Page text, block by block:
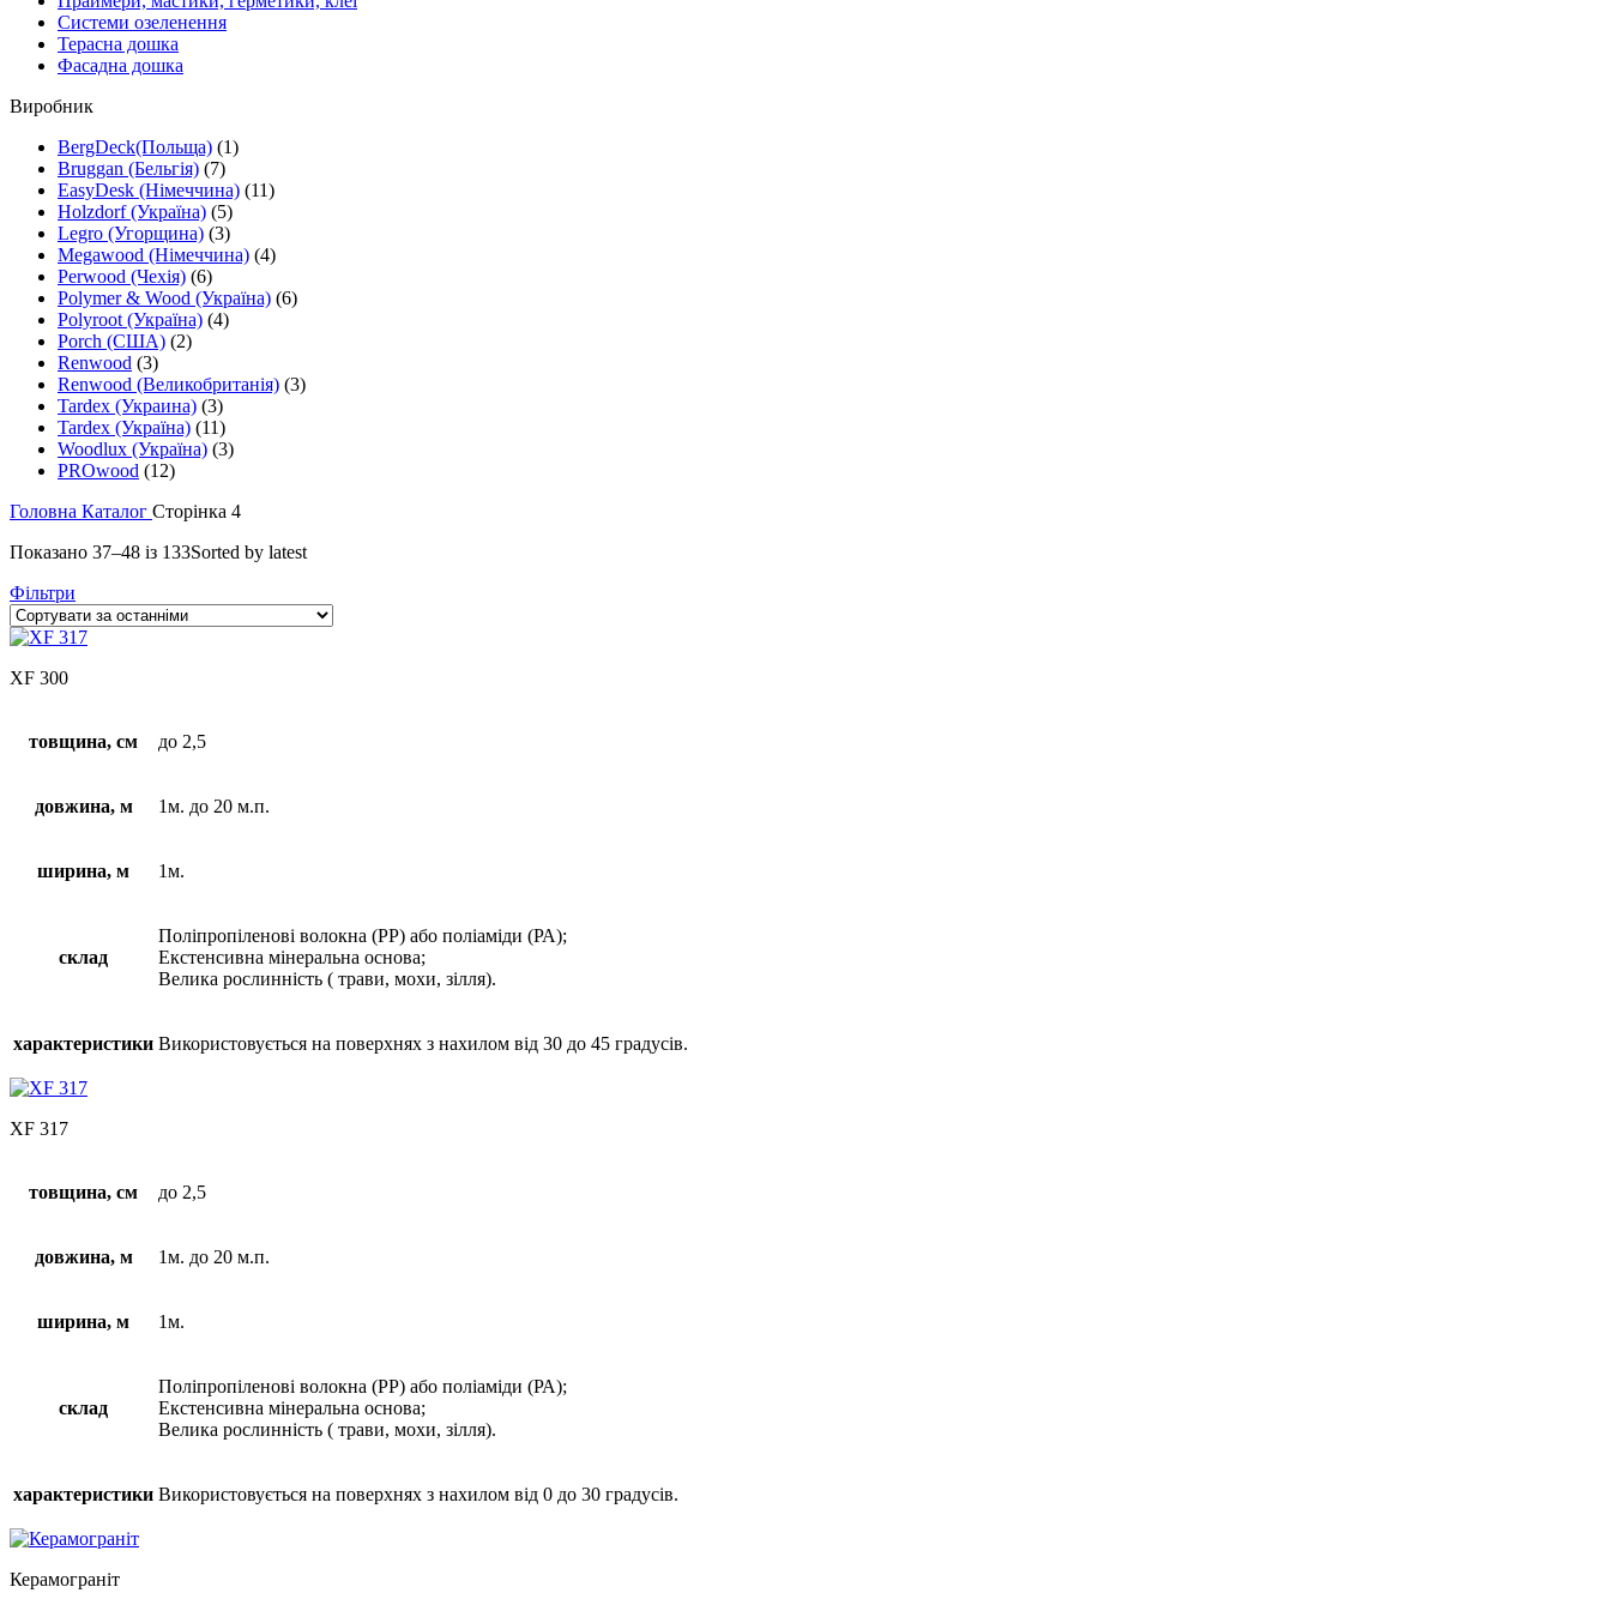
Системи озеленення
Терасна дошка
Фасадна дошка
Виробник
BergDeck(Польща) (1)
Bruggan (Бельгія) (7)
EasyDesk (Німеччина) (11)
Holzdorf (Україна) (5)
Legro (Угорщина) (3)
Megawood (Німеччина) (4)
Perwood (Чехія) (6)
Polymer & Wood (Україна) (6)
Polyroot (Україна) (4)
Porch (США) (2)
Renwood (3)
Renwood (Великобританія) (3)
Tardex (Украина) (3)
Tardex (Україна) (11)
Woodlux (Україна) (3)
PROwood (12)
Головна Каталог Сторінка 4
Показано 37–48 із 133Sorted by latest
Фільтри
XF 300
товщина, см до 2,5
довжина, м 1м. до 20 м.п.
ширина, м 1м.
склад
Поліпропіленові волокна (РР) або поліаміди (РА);
Екстенсивна мінеральна основа;
Велика рослинність ( трави, мохи, зілля).
характеристики Використовується на поверхнях з нахилом від 30 до 45 градусів.
XF 317
товщина, см до 2,5
довжина, м 1м. до 20 м.п.
ширина, м 1м.
склад
Поліпропіленові волокна (РР) або поліаміди (РА);
Екстенсивна мінеральна основа;
Велика рослинність ( трави, мохи, зілля).
характеристики Використовується на поверхнях з нахилом від 0 до 30 градусів.
Керамограніт